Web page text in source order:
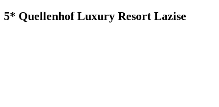
5* Quellenhof Luxury Resort Lazise